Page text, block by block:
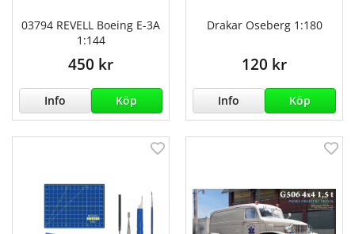
03794 REVELL Boeing E-3A
1:144
450 kr
Info Köp
Drakar Oseberg 1:180
120 kr
Info Köp